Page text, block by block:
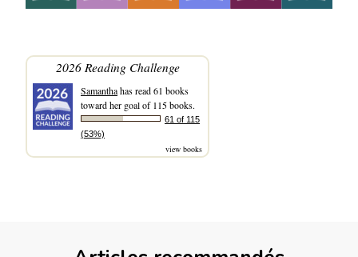
2026 Reading Challenge
Samanthahas read 61 books
toward her goal of 115 books.
61 of 115
(53%)
view books